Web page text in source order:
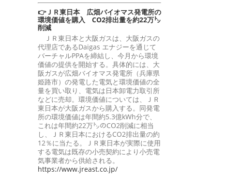
👉ＪＲ東日本 広畑バイオマス発電所の
環境価値を購入 CO2排出量を約22万㌧
削減
ＪＲ東日本と大阪ガスは、大阪ガスの
代理店であるDaigas エナジーを通じて
バーチャルPPAを締結し、今月から環境
価値の提供を開始する。具体的には、大
阪ガスが広畑バイオマス発電所（兵庫県
姫路市）の発電した電気と環境価値の全
量を買い取り、電気は日本卸電力取引所
などに売却。環境価値については、ＪＲ
東日本が大阪ガスから購入する。同発電
所の環境価値は年間約5.3億kWh分で、
これは年間約22万㌧のCO2削減に相当
し、ＪＲ東日本におけるCO2排出量の約
12％に当たる。ＪＲ東日本が実際に使用
する電気は既存の小売契約により小売電
気事業者から供給される。
https://www.jreast.co.jp/